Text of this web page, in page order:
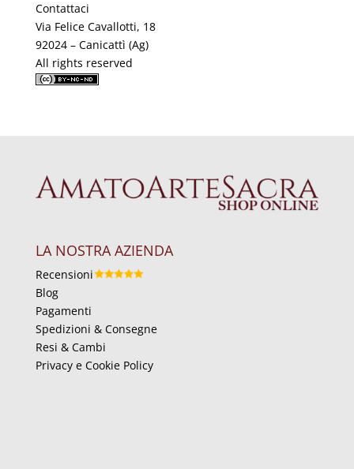
Contattaci
Via Felice Cavallotti, 18
92024 – Canicattì (Ag)
All rights reserved
LA NOSTRA AZIENDA
Recensioni
Blog
Pagamenti
Spedizioni & Consegne
Resi & Cambi
Privacy e Cookie Policy